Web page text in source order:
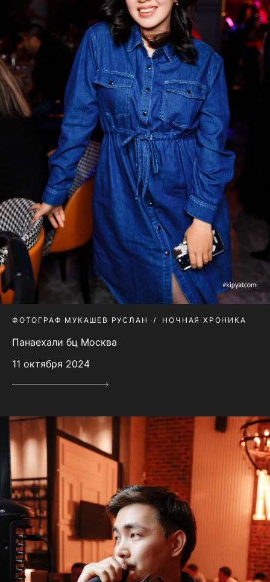
ФОТОГРАФ МУКАШЕВ РУСЛАН НОЧНАЯ ХРОНИКА
Панаехали бц Москва
11 октября 2024